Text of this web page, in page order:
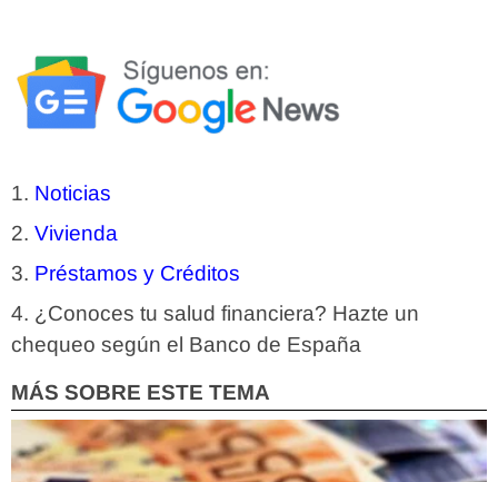
Noticias
Vivienda
Préstamos y Créditos
¿Conoces tu salud financiera? Hazte un
chequeo según el Banco de España
MÁS SOBRE ESTE TEMA